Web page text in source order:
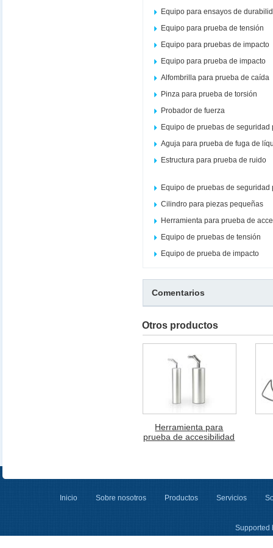
Equipo para ensayos de
Equipo para prueba de tensión
Equipo para pruebas de impacto
Equipo para prueba de impacto
Alfombrilla para prueba de caída
Pinza para prueba de torsión
Probador de fuerza
Equipo de pruebas de seguridad
Aguja para prueba de fuga de
Estructura para prueba de ruido
Equipo de pruebas de seguridad
Cilindro para piezas pequeñas
Herramienta para prueba de
Equipo de pruebas de tensión
Equipo de prueba de impacto
Comentarios
Otros productos
Herramienta para
prueba de accesibilidad
Inicio Sobre nosotros Productos Servicios
Supported